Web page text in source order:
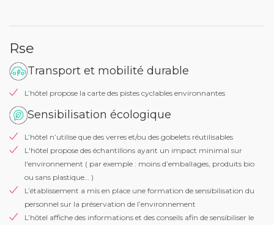
Rse
Transport et mobilité durable
L’hôtel propose la carte des pistes cyclables environnantes
Sensibilisation écologique
L’hôtel n’utilise que des verres et/ou des gobelets réutilisables
L'hôtel propose des échantillons ayant un impact minimal sur
l'environnement ( par exemple : moins d’emballages, produits bio
ou sans plastique… )
L’établissement a mis en place une formation de sensibilisation du
personnel sur la préservation de l’environnement
L’hôtel affiche des informations et des conseils afin de sensibiliser le